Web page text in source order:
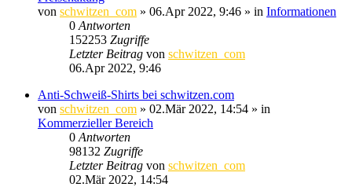
von schwitzen_com » 06.Apr 2022, 9:46 » in Informationen
0 Antworten
152253 Zugriffe
Letzter Beitrag von schwitzen_com
06.Apr 2022, 9:46
Anti-Schweiß-Shirts bei schwitzen.com
von schwitzen_com » 02.Mär 2022, 14:54 » in
Kommerzieller Bereich
0 Antworten
98132 Zugriffe
Letzter Beitrag von schwitzen_com
02.Mär 2022, 14:54